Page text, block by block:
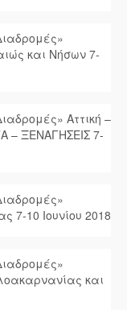
και Νήσων 7-
Αττική –
– ΞΕΝΑΓΗΣΕΙΣ 7-
7-10 Ιουνίου 2018
και